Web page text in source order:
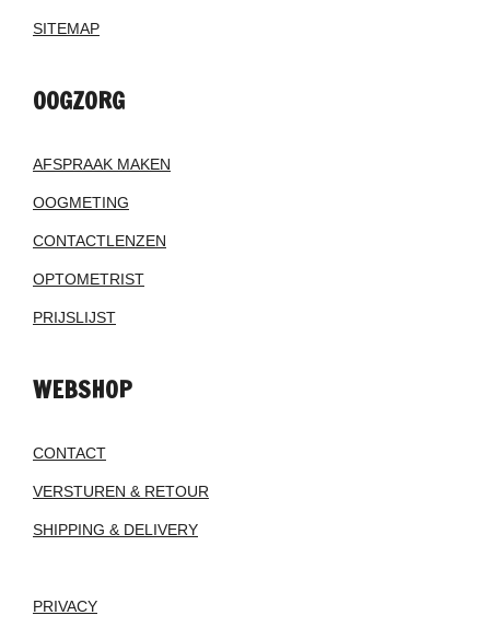
SITEMAP
OOGZORG
AFSPRAAK MAKEN
OOGMETING
CONTACTLENZEN
OPTOMETRIST
PRIJSLIJST
WEBSHOP
CONTACT
VERSTUREN & RETOUR
SHIPPING & DELIVERY
PRIVACY